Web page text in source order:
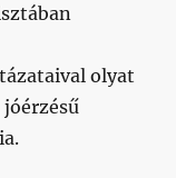
olyat